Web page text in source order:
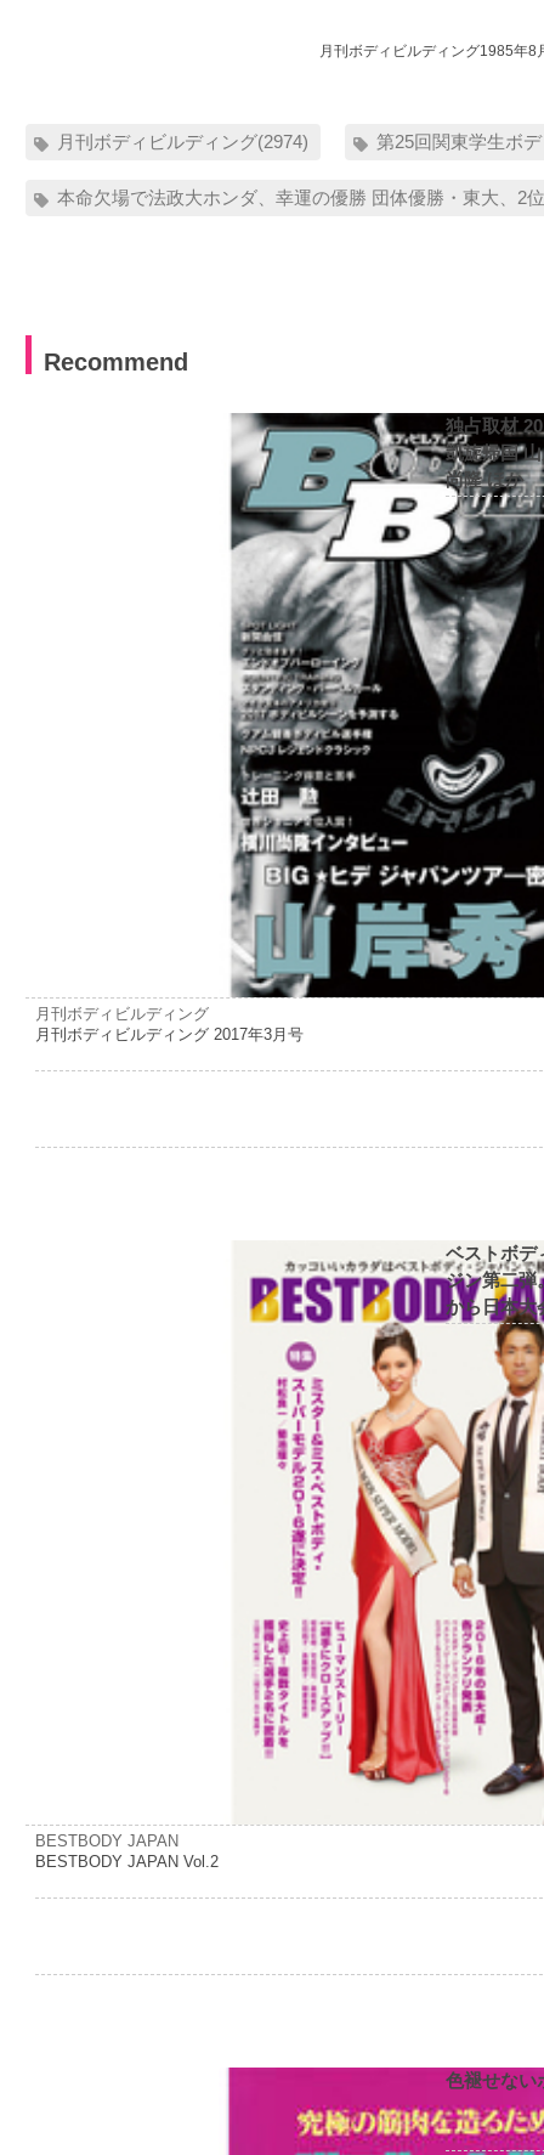
月刊ボディビルディング1985年8
月刊ボディビルディング(2974) 第25回関東学生ボ
本命欠場で法政大ホンダ、幸運の優勝 団体優勝・東大、2
Recommend
独占取材
凱旋帰国
尚隆 ほか
月刊ボディビルディング
月刊ボディビルディング 2017年3月号
ベストボデ
ジン第二弾
から日本大
BESTBODY JAPAN
BESTBODY JAPAN Vol.2
色褪せない